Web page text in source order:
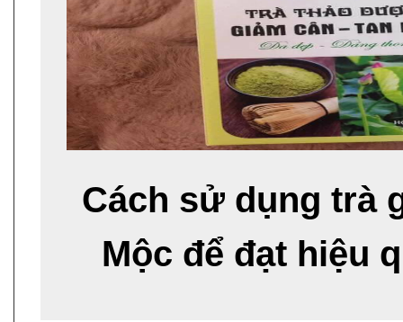
Cách sử dụng trà
Mộc để đạt hiệu